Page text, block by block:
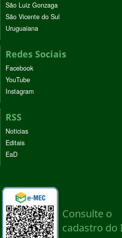
São Luiz Gonzaga
São Vicente do Sul
Uruguaiana
Redes Sociais
Facebook
YouTube
Instagram
RSS
Noticias
Editais
EaD